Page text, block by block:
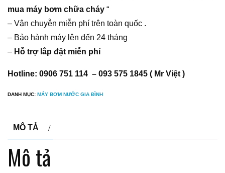
mua máy bơm chữa cháy “
– Vận chuyễn miễn phí trên toàn quốc .
– Bảo hành máy lên đến 24 tháng
– Hỗ trợ lắp đặt miễn phí
Hotline: 0906 751 114 – 093 575 1845 ( Mr Việt )
DANH MỤC: MÁY BƠM NƯỚC GIA ĐÌNH
MÔ TẢ
Mô tả